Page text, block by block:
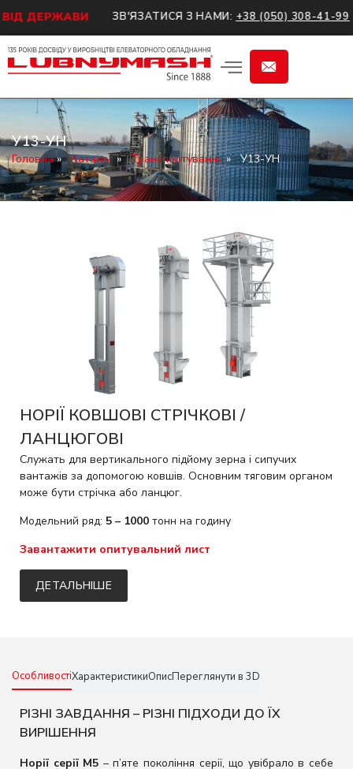
ВІД ДЕРЖАВИ ЗВ'ЯЗАТИСЯ З НАМИ:+38 (050) 308-41-99
У13-УН
Головна»Каталог»Транспортування»У13-УН
НОРІЇ КОВШОВІ СТРІЧКОВІ /
ЛАНЦЮГОВІ
Служать для вертикального підйому зерна і сипучих
вантажів за допомогою ковшів. Основним тяговим органом
може бути стрічка або ланцюг.
Модельний ряд: 5 – 1000 тонн на годину
Завантажити опитувальний лист
ДЕТАЛЬНІШЕ
ОсобливостіХарактеристикиОписПереглянути в 3D
РІЗНІ ЗАВДАННЯ – РІЗНІ ПІДХОДИ ДО ЇХ
ВИРІШЕННЯ
Норії серії М5 – п’яте покоління серії, що увібрало в себе